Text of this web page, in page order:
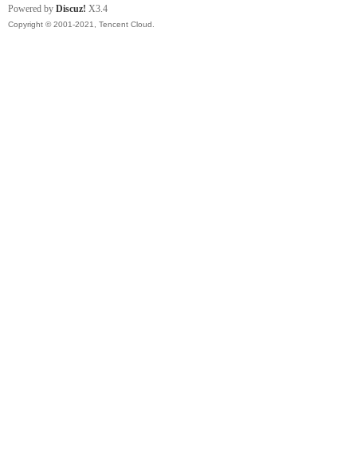
Powered by Discuz! X3.4
Copyright © 2001-2021, Tencent Cloud.